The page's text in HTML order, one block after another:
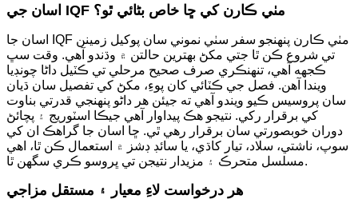
اسان جي IQF مٺي ڪارن کي ڇا خاص بڻائي ٿو؟
اسان جا IQF مٺي ڪارن پنهنجو سفر سٺي نموني سان پوکيل زمينن
تي شروع ڪن ٿا جتي مکڻ بهترين حالتن ۾ وڌندو آهي. وقت سڀ
ڪجهه آهي، تنهنڪري صرف صحيح مرحلي تي ڪٽيل داڻا چونڊيا
ويندا آهن. فصل جي ڪٽائي کان پوءِ، مکڻ کي تفصيل سان ڌيان
سان پروسيس ڪيو ويندو آهي ته جيئن هر داڻو پنهنجي قدرتي بناوت
کي برقرار رکي. نتيجو هڪ پيداوار آهي جيڪا اسٽوريج ۽ پچائڻ
دوران خوبصورتي سان برقرار رهي ٿي. ڇا اسان جا گراهڪ ان کي
سوپ، ناشتي، سلاد، تيار کاڌي، يا سائڊ ڊشز ۾ استعمال ڪن ٿا، اهي
مسلسل متحرڪ ۽ مزيدار نتيجن تي ڀروسو ڪري سگهن ٿا.
هر درخواست لاءِ معيار ۽ مستقل مزاجي